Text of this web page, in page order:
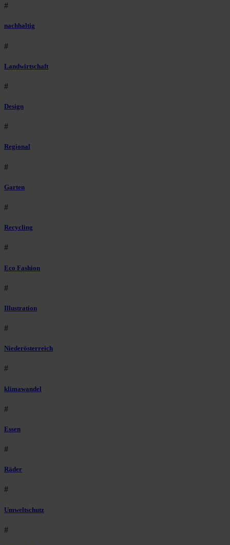
#
nachhaltig
#
Landwirtschaft
#
Design
#
Regional
#
Garten
#
Recycling
#
Eco Fashion
#
Illustration
#
Niederösterreich
#
klimawandel
#
Essen
#
Räder
#
Umweltschutz
#